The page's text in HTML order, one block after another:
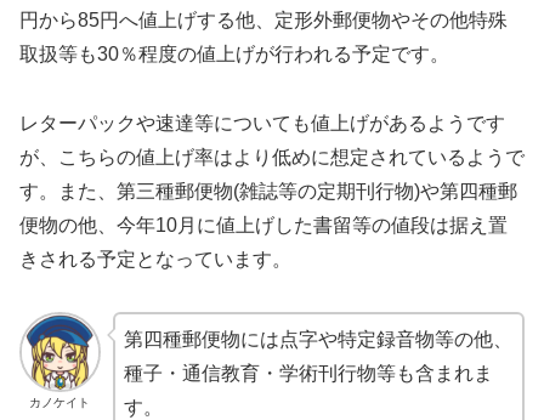
円から85円へ値上げする他、定形外郵便物やその他特殊
取扱等も30％程度の値上げが行われる予定です。
レターパックや速達等についても値上げがあるようです
が、こちらの値上げ率はより低めに想定されているようで
す。また、第三種郵便物(雑誌等の定期刊行物)や第四種郵
便物の他、今年10月に値上げした書留等の値段は据え置
きされる予定となっています。
カノケイト
第四種郵便物には点字や特定録音物等の他、
種子・通信教育・学術刊行物等も含まれま
す。